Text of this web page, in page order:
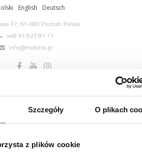
Szczegóły O plikach
z plików cookie
English Deutsch
37, 61-680 Poznań, Polska
+48 61 825 81 11
info@mobilus.pl